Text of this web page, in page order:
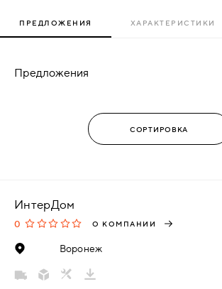
ПРЕДЛОЖЕНИЯ ХАРАКТЕРИСТИКИ
Предложения
ИнтерДом
0 О КОМПАНИИ
Воронеж